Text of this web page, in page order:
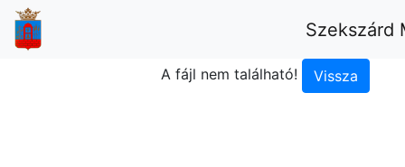
Szekszárd
A fájl nem található!